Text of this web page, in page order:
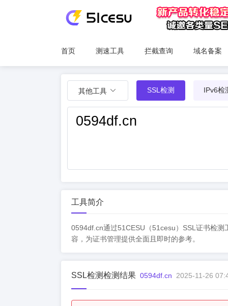
首页 测速工具 拦截查询 域名备案
其他工具 SSL检测 IPv6检
工具简介
0594df.cn通过51CESU（51cesu）SSL证书检
容，为证书管理提供全面且即时的参考。
SSL检测检测结果 0594df.cn 2025-11-26